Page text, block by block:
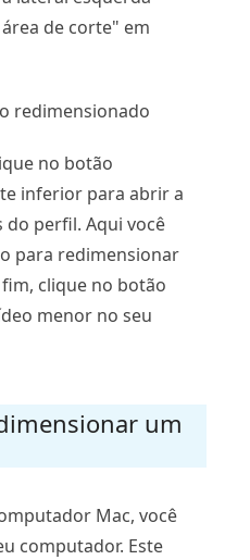
de corte" em
redimensionado
no botão
inferior para abrir a
do perfil. Aqui você
para redimensionar
clique no botão
menor no seu
um
Mac, você
computador. Este